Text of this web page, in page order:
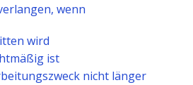
wenn
wird
ist
nicht länger